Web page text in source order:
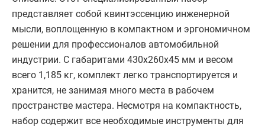
представляет собой квинтэссенцию инженерной
мысли, воплощенную в компактном и эргономичном
решении для профессионалов автомобильной
индустрии. С габаритами 430х260х45 мм и весом
всего 1,185 кг, комплект легко транспортируется и
хранится, не занимая много места в рабочем
пространстве мастера. Несмотря на компактность,
набор содержит все необходимые инструменты для